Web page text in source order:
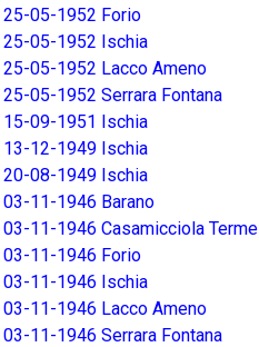
25-05-1952 Forio
25-05-1952 Ischia
25-05-1952 Lacco Ameno
25-05-1952 Serrara Fontana
15-09-1951 Ischia
13-12-1949 Ischia
20-08-1949 Ischia
03-11-1946 Barano
03-11-1946 Casamicciola Terme
03-11-1946 Forio
03-11-1946 Ischia
03-11-1946 Lacco Ameno
03-11-1946 Serrara Fontana